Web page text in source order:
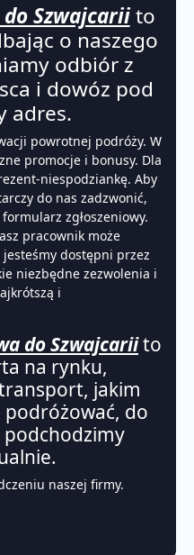
Szwajcariito
o naszego
odbiór z
i dowóz pod
adres.
powrotnej podróży. W
promocje i bonusy. Dla
niespodziankę. Aby
do nas zadzwonić,
zgłoszeniowy.
pracownik może
dostępni przez
niezbędne zezwolenia i
i
do Szwajcariito
na rynku,
jakim
podróżować, do
naszej firmy.